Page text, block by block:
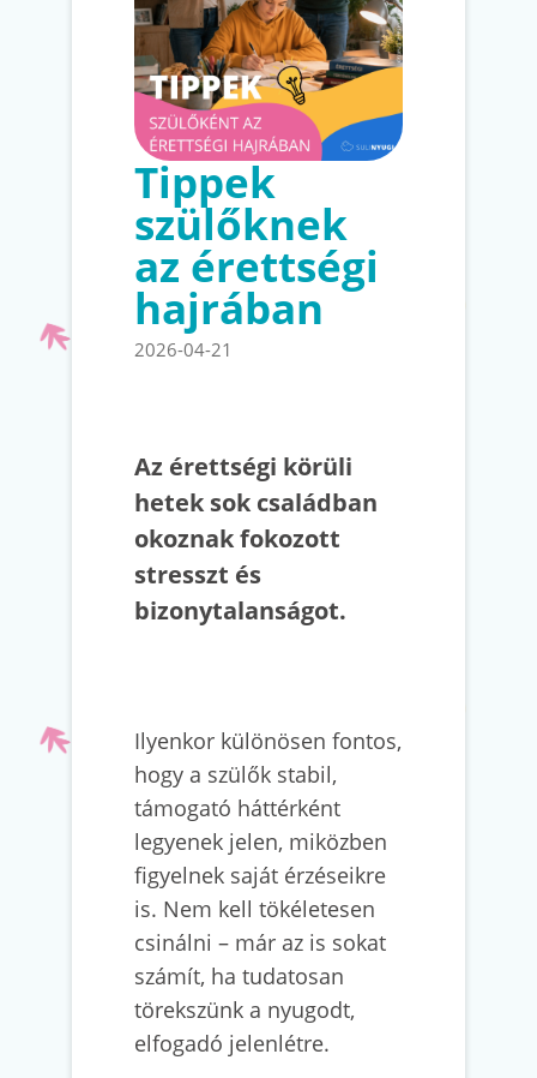
Tippek
szülőknek
az érettségi
hajrában
2026-04-21
Az érettségi körüli
hetek sok családban
okoznak fokozott
stresszt és
bizonytalanságot.
Ilyenkor különösen fontos,
hogy a szülők stabil,
támogató háttérként
legyenek jelen, miközben
figyelnek saját érzéseikre
is. Nem kell tökéletesen
csinálni – már az is sokat
számít, ha tudatosan
törekszünk a nyugodt,
elfogadó jelenlétre.